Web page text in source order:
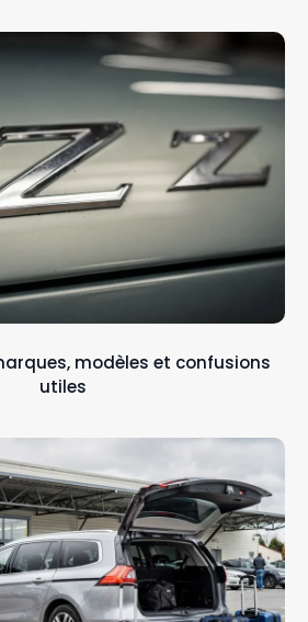
modèles et confusions
utiles